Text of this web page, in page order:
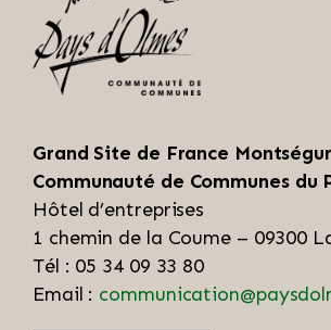
Grand Site de France Montségur
Communauté de Communes du
Hôtel d’entreprises
1 chemin de la Coume – 09300
Tél : 05 34 09 33 80
Email :